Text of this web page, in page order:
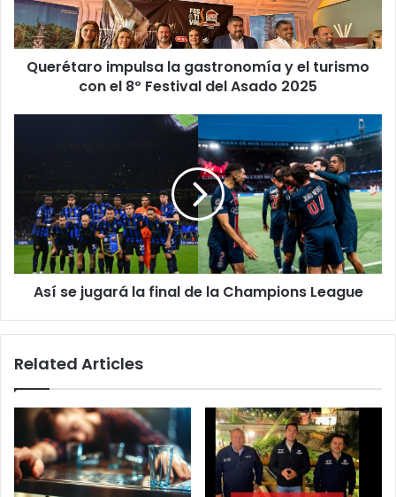
turismo
con
el
Querétaro impulsa la gastronomía y el turismo
con el 8º Festival del Asado 2025
final
la
Champions
League
Así se jugará la final de la Champions League
Related Articles